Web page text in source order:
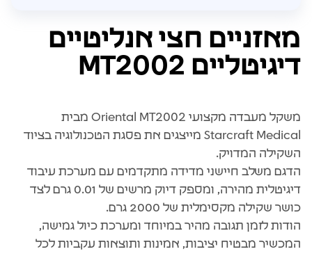
מאזניים חצי אנליטיים
דיגיטליים MT2002
משקל מעבדה מקצועי Oriental MT2002 מבית
Starcraft Medical מייצגים את פסגת הטכנולוגיה בציוד
השקילה המדויק.
הדגם משלב חיישני מדידה מתקדמים עם מערכת עיבוד
דיגיטלית מהירה, ומספק דיוק מרשים של 0.01 גרם לצד
כושר שקילה מקסימלית של 2000 גרם.
הודות לזמן תגובה מהיר במיוחד ומערכת כיול גמישה,
המכשיר מבטיח יציבות, אמינות ותוצאות עקביות לכל